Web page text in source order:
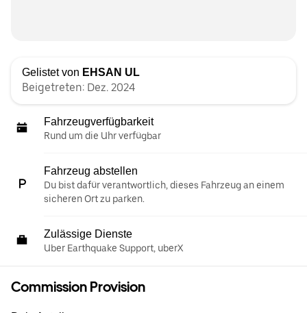
Gelistet von EHSAN UL
Beigetreten: Dez. 2024
Fahrzeugverfügbarkeit
Rund um die Uhr verfügbar
Fahrzeug abstellen
Du bist dafür verantwortlich, dieses Fahrzeug an einem
sicheren Ort zu parken.
Zulässige Dienste
Uber Earthquake Support, uberX
Commission Provision